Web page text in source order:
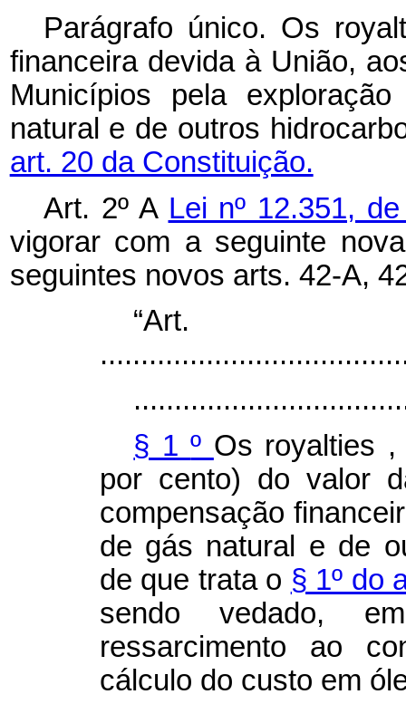
Parágrafo único. Os
financeira devida à União,
Municípios pela
natural e de outros
art. 20 da Constituição.
Art. 2º A Lei nº 12.351,
vigorar com a seguinte
seguintes novos arts. 42-A,
§ 1º Os royalties ,
por cento) do valor
compensação
de gás natural e de
de que trata o § 1º do
sendo vedado,
ressarcimento ao
cálculo do custo em